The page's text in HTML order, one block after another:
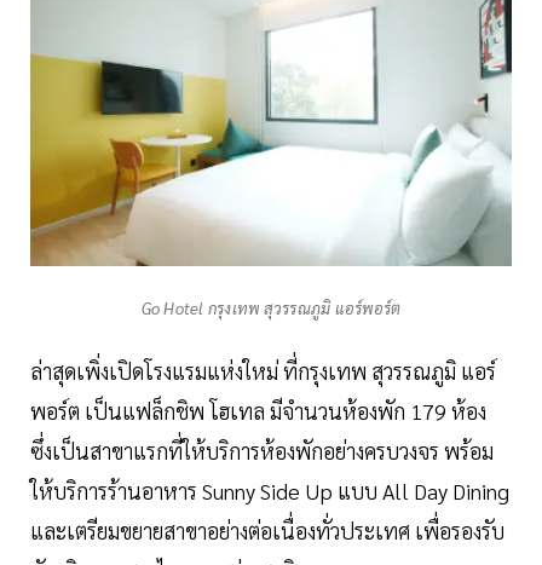
Go Hotel กรุงเทพ สุวรรณภูมิ แอร์พอร์ต
ล่าสุดเพิ่งเปิดโรงแรมแห่งใหม่ ที่กรุงเทพ สุวรรณภูมิ แอร์
พอร์ต เป็นแฟล็กชิพ โฮเทล มีจำนวนห้องพัก 179 ห้อง
ซึ่งเป็นสาขาแรกที่ให้บริการห้องพักอย่างครบวงจร พร้อม
ให้บริการร้านอาหาร Sunny Side Up แบบ All Day Dining
และเตรียมขยายสาขาอย่างต่อเนื่องทั่วประเทศ เพื่อรองรับ